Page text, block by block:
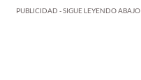
PUBLICIDAD - SIGUE LEYENDO ABAJO